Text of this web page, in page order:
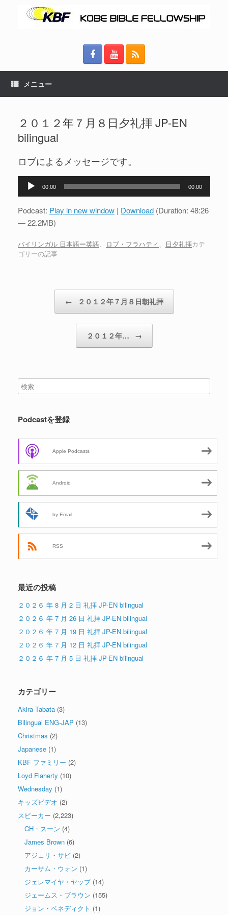
メニュー
２０１２年７月８日夕礼拝 JP-EN
bilingual
ロブによるメッセージです。
プ
ヤ
ー
00:00 00:00
Podcast: Play in new window | Download (Duration: 48:26
— 22.2MB)
バイリンガル 日本語ー英語、 ロブ・フラハティ、 日夕礼拝カテ
ゴリーの記事
← ２０１２年７月８日朝礼拝
２０１２年… →
Podcastを登録
Apple Podcasts
Android
by Email
RSS
最近の投稿
２０２６ 年 8 月 2 日 礼拝 JP-EN bilingual
２０２６ 年 7 月 26 日 礼拝 JP-EN bilingual
２０２６ 年 7 月 19 日 礼拝 JP-EN bilingual
２０２６ 年 7 月 12 日 礼拝 JP-EN bilingual
２０２６ 年 7 月 5 日 礼拝 JP-EN bilingual
カテゴリー
Akira Tabata (3)
Bilingual ENG-JAP (13)
Christmas (2)
Japanese (1)
KBF ファミリー (2)
Loyd Flaherty (10)
Wednesday (1)
キッズビデオ (2)
スピーカー (2,223)
CH・スーン (4)
James Brown (6)
アジェリ・サビ (2)
カーサム・ウォン (1)
ジェレマイヤ・ヤップ(14)
ジェームス・ブラウン (155)
ジョン・ベネディクト (1)